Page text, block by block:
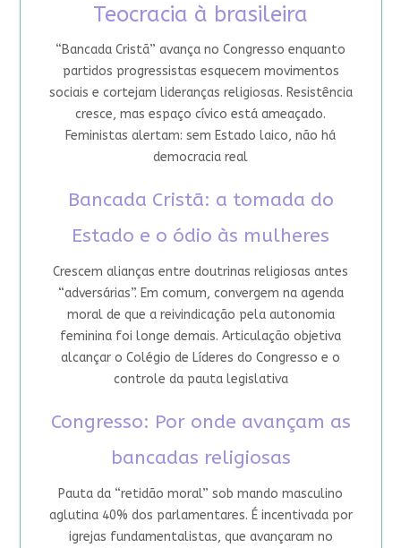
Teocracia à brasileira
“Bancada Cristã” avança no Congresso enquanto
partidos progressistas esquecem movimentos
sociais e cortejam lideranças religiosas. Resistência
cresce, mas espaço cívico está ameaçado.
Feministas alertam: sem Estado laico, não há
democracia real
Bancada Cristã: a tomada do
Estado e o ódio às mulheres
Crescem alianças entre doutrinas religiosas antes
“adversárias”. Em comum, convergem na agenda
moral de que a reivindicação pela autonomia
feminina foi longe demais. Articulação objetiva
alcançar o Colégio de Líderes do Congresso e o
controle da pauta legislativa
Congresso: Por onde avançam as
bancadas religiosas
Pauta da “retidão moral” sob mando masculino
aglutina 40% dos parlamentares. É incentivada por
igrejas fundamentalistas, que avançaram no